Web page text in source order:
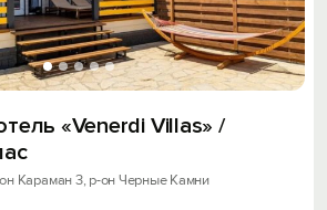
«Venerdi Villas» /
Караман 3, р-он Черные Камни